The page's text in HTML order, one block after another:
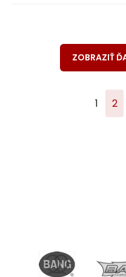
ZOBRAZIŤ
1 2